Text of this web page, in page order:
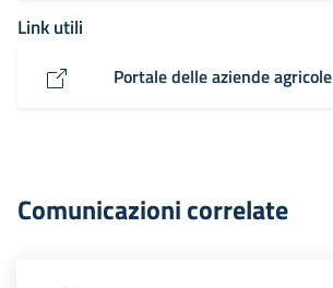
Link utili
Portale delle aziende agricole
Comunicazioni correlate